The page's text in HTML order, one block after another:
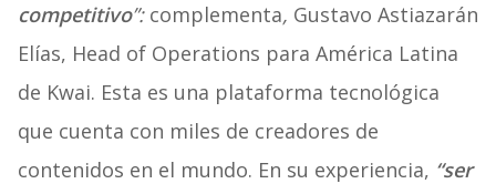
competitivo”:complementa, Gustavo Astiazarán
Elías, Head of Operations para América Latina
de Kwai. Esta es una plataforma tecnológica
que cuenta con miles de creadores de
contenidos en el mundo. En su experiencia, “ser